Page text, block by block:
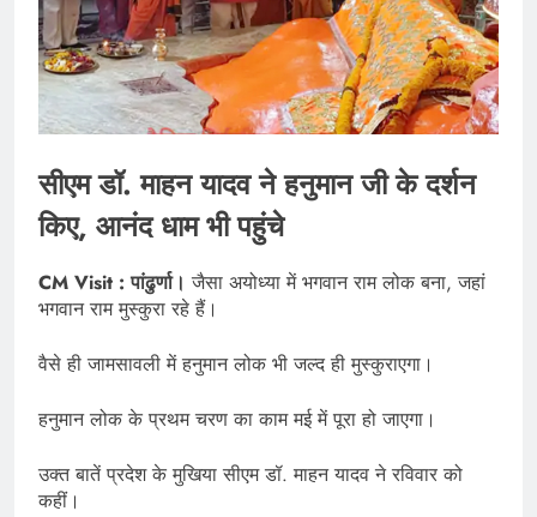
सीएम डॉ. माहन यादव ने हनुमान जी के दर्शन
किए, आनंद धाम भी पहुंचे
CM Visit : पांढुर्णा। जैसा अयोध्या में भगवान राम लोक बना, जहां
भगवान राम मुस्कुरा रहे हैं।
वैसे ही जामसावली में हनुमान लोक भी जल्द ही मुस्कुराएगा।
हनुमान लोक के प्रथम चरण का काम मई में पूरा हो जाएगा।
उक्त बातें प्रदेश के मुखिया सीएम डॉ. माहन यादव ने रविवार को
कहीं।